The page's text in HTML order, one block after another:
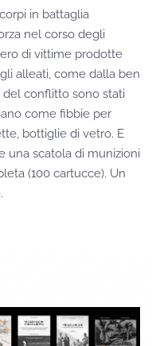
in battaglia
nel corso degli
di vittime prodotte
alleati, come dalla ben
conflitto sono stati
come fibbie per
bottiglie di vetro. E
una scatola di munizioni
(100 cartucce). Un